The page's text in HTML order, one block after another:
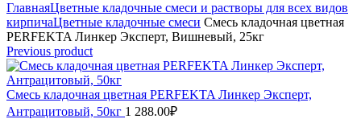
ГлавнаяЦветные кладочные смеси и растворы для всех видов
кирпичаЦветные кладочные смеси Смесь кладочная цветная
PERFEKTA Линкер Эксперт, Вишневый, 25кг
Previous product
Смесь кладочная цветная PERFEKTA Линкер Эксперт,
Антрацитовый, 50кг 1 288.00₽